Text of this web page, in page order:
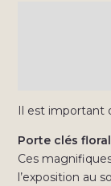
Il est important
Porte clés
Ces
l’exposition au